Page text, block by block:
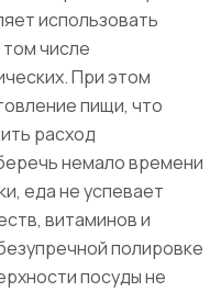
использовать
числе
При этом
пищи, что
расход
немало времени
еда не успевает
витаминов и
полировке
посуды не